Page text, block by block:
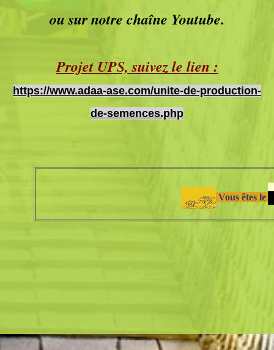
ou sur notre chaîne Youtube.
Projet UPS, suivez le lien :
https://www.adaa-ase.com/unite-de-production-
de-semences.php
Vous êtes le